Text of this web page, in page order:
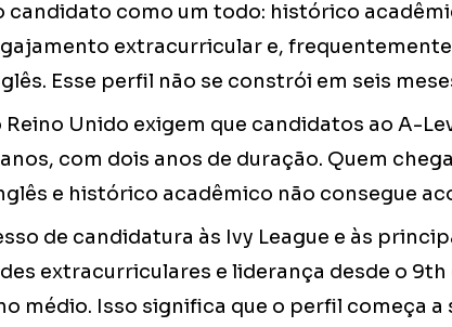
candidato como um todo: histórico
extracurricular e,
Esse perfil não se constrói em seis
Unido exigem que candidatos ao A-
com dois anos de duração. Quem
e histórico acadêmico não consegue
de candidatura às Ivy League e às
extracurriculares e liderança desde o
médio. Isso significa que o perfil começa